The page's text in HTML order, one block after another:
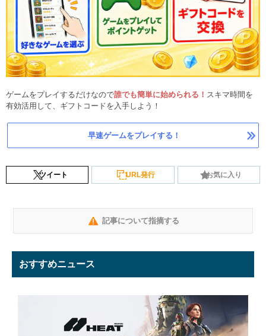
ゲームをプレイするだけなので誰でも簡単に始められる！ スキマ時間を
有効活用して、ギフトコードを入手しよう！
早速ゲームをプレイする！
ツイート URL発行 お気に入り
記事について指摘する
おすすめニュース